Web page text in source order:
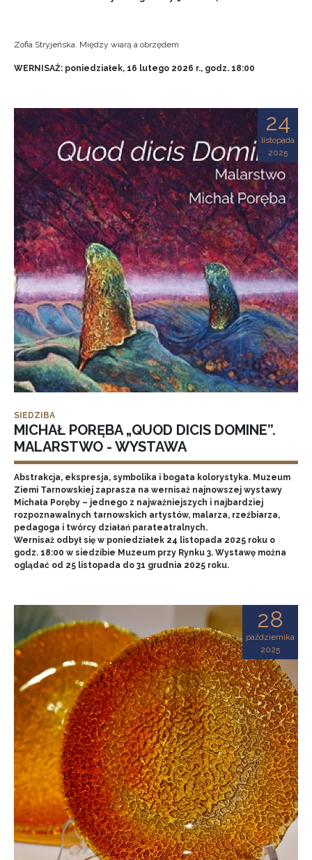
Zofia Stryjeńska. Między wiarą a obrzędem
WERNISAŻ: poniedziałek, 16 lutego 2026 r., godz. 18:00
24
listopada
2025
SIEDZIBA
MICHAŁ PORĘBA „QUOD DICIS DOMINE”.
MALARSTWO - WYSTAWA
Abstrakcja, ekspresja, symbolika i bogata kolorystyka. Muzeum
Ziemi Tarnowskiej zaprasza na wernisaż najnowszej wystawy
Michała Poręby – jednego z najważniejszych i najbardziej
rozpoznawalnych tarnowskich artystów, malarza, rzeźbiarza,
pedagoga i twórcy działań parateatralnych.
Wernisaż odbył się w poniedziałek 24 listopada 2025 roku o
godz. 18:00 w siedzibie Muzeum przy Rynku 3. Wystawę można
oglądać od 25 listopada do 31 grudnia 2025 roku.
28
października
2025